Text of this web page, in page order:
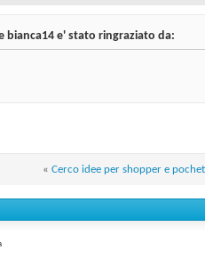
bianca14 e' stato ringraziato da:
« Cerco idee per shopper e